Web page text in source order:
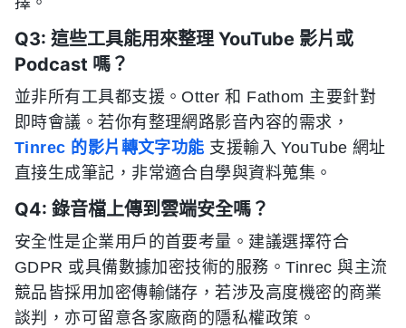
Q3: 這些工具能用來整理 YouTube 影片或
Podcast 嗎？
並非所有工具都支援。Otter 和 Fathom 主要針對
即時會議。若你有整理網路影音內容的需求，
Tinrec 的影片轉文字功能 支援輸入 YouTube 網址
直接生成筆記，非常適合自學與資料蒐集。
Q4: 錄音檔上傳到雲端安全嗎？
安全性是企業用戶的首要考量。建議選擇符合
GDPR 或具備數據加密技術的服務。Tinrec 與主流
競品皆採用加密傳輸儲存，若涉及高度機密的商業
談判，亦可留意各家廠商的隱私權政策。